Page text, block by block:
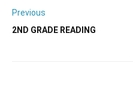
Previous
2ND GRADE READING